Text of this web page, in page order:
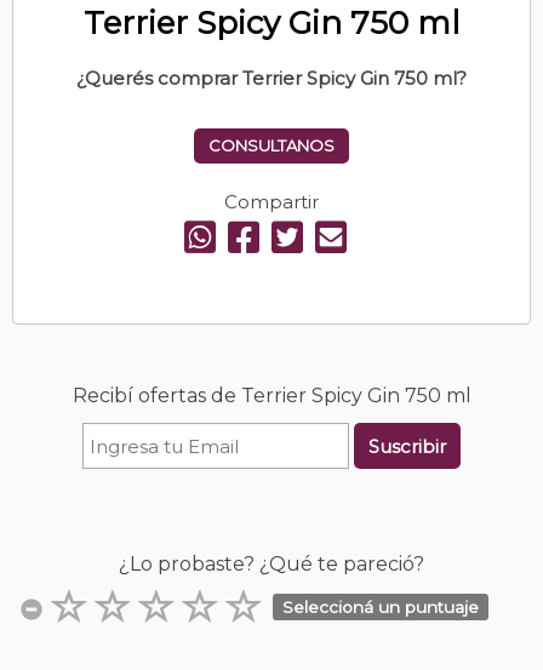
Terrier Spicy Gin 750 ml
¿Querés comprar Terrier Spicy Gin 750 ml?
CONSULTANOS
Compartir
Recibí ofertas de Terrier Spicy Gin 750 ml
Suscribir
¿Lo probaste? ¿Qué te pareció?
Seleccioná un puntuaje